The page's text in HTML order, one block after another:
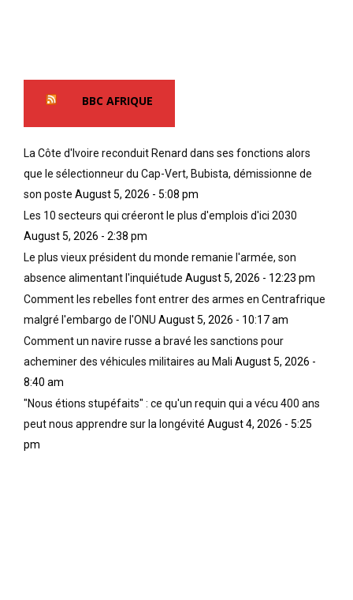
BBC AFRIQUE
La Côte d'Ivoire reconduit Renard dans ses fonctions alors
que le sélectionneur du Cap-Vert, Bubista, démissionne de
son poste August 5, 2026 - 5:08 pm
Les 10 secteurs qui créeront le plus d'emplois d'ici 2030
August 5, 2026 - 2:38 pm
Le plus vieux président du monde remanie l'armée, son
absence alimentant l'inquiétude August 5, 2026 - 12:23 pm
Comment les rebelles font entrer des armes en Centrafrique
malgré l'embargo de l'ONU August 5, 2026 - 10:17 am
Comment un navire russe a bravé les sanctions pour
acheminer des véhicules militaires au Mali August 5, 2026 -
8:40 am
"Nous étions stupéfaits" : ce qu'un requin qui a vécu 400 ans
peut nous apprendre sur la longévité August 4, 2026 - 5:25
pm